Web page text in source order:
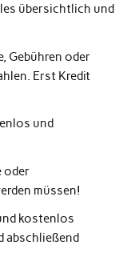
übersichtlich und
Gebühren oder
Erst Kredit
und
oder
müssen!
kostenlos
abschließend